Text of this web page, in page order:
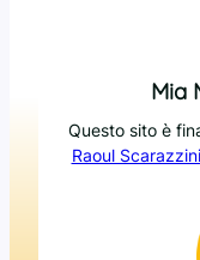
Mia
Questo sito è
Raoul Scarazzini